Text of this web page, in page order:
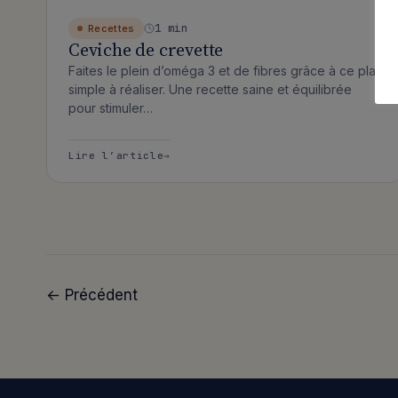
Recettes 1 min
Ceviche de crevette
Faites le plein d’oméga 3 et de fibres grâce à ce plat
simple à réaliser. Une recette saine et équilibrée
pour stimuler…
Lire l’article: Ceviche de crevette
← Précédent